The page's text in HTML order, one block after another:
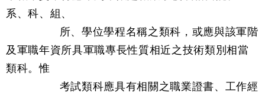
系、科、組、
所、學位學程名稱之類科，或應與該軍階
及軍職年資所具軍職專長性質相近之技術類別相當
類科。惟
考試類科應具有相關之職業證書、工作經